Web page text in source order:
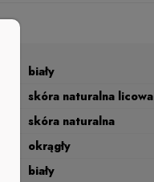
biały
skóra naturalna licowa
skóra naturalna
okrągły
biały